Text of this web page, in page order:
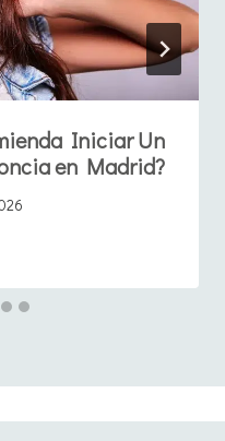
Iniciar Un
en Madrid?